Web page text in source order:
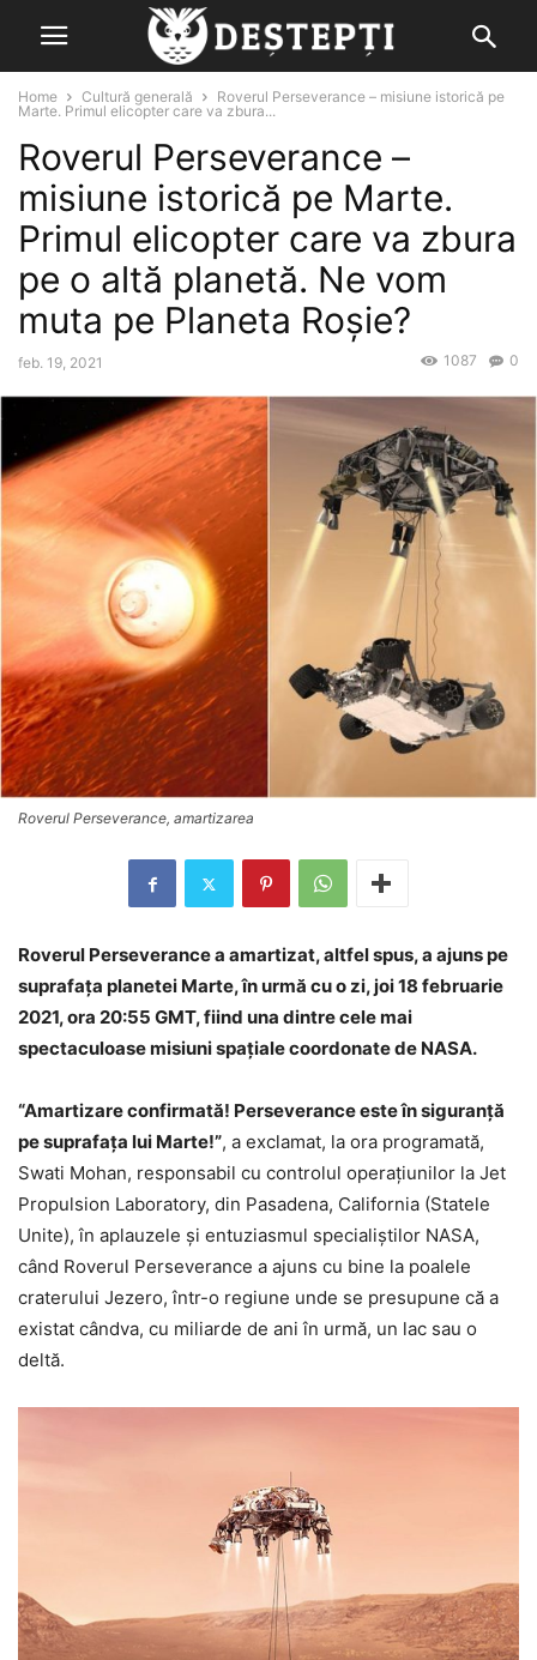
Home Cultură generală
Roverul Perseverance – misiune istorică pe
Marte. Primul elicopter care va zbura...
Roverul Perseverance –
misiune istorică pe Marte.
Primul elicopter care va zbura
pe o altă planetă. Ne vom
muta pe Planeta Roşie?
feb. 19, 2021 0
1087
Roverul Perseverance, amartizarea
Roverul Perseverance a amartizat, altfel spus, a ajuns pe
suprafaţa planetei Marte, în urmă cu o zi, joi 18 februarie
2021, ora 20:55 GMT, fiind una dintre cele mai
spectaculoase misiuni spaţiale coordonate de NASA.
“Amartizare confirmată! Perseverance este în siguranță
pe suprafața lui Marte!”, a exclamat, la ora programată,
Swati Mohan, responsabil cu controlul operațiunilor la Jet
Propulsion Laboratory, din Pasadena, California (Statele
Unite), în aplauzele şi entuziasmul specialiştilor NASA,
când Roverul Perseverance a ajuns cu bine la poalele
craterului Jezero, într-o regiune unde se presupune că a
existat cândva, cu miliarde de ani în urmă, un lac sau o
deltă.